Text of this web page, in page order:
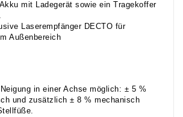
mit Ladegerät sowie ein Tragekoffer
Laserempfänger DECTO für
Außenbereich
in einer Achse möglich: ± 5 %
und zusätzlich ± 8 % mechanisch